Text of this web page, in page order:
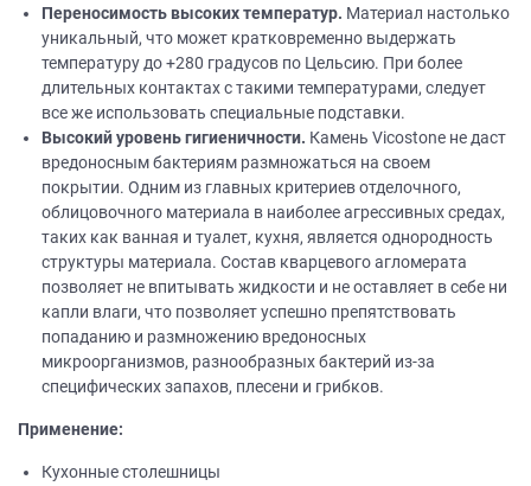
Переносимость высоких температур. Материал настолько
уникальный, что может кратковременно выдержать
температуру до +280 градусов по Цельсию. При более
длительных контактах с такими температурами, следует
все же использовать специальные подставки.
Высокий уровень гигиеничности. Камень Vicostone не даст
вредоносным бактериям размножаться на своем
покрытии. Одним из главных критериев отделочного,
облицовочного материала в наиболее агрессивных средах,
таких как ванная и туалет, кухня, является однородность
структуры материала. Состав кварцевого агломерата
позволяет не впитывать жидкости и не оставляет в себе ни
капли влаги, что позволяет успешно препятствовать
попаданию и размножению вредоносных
микроорганизмов, разнообразных бактерий из-за
специфических запахов, плесени и грибков.
Применение:
Кухонные столешницы